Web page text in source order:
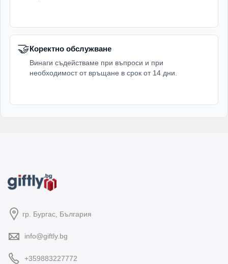
🤝Коректно обслужване
Винаги съдействаме при въпроси и при
необходимост от връщане в срок от 14 дни.
гр. Бургас, България
info@giftly.bg
+359883227772